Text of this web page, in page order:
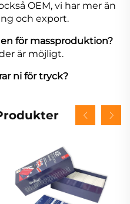
OEM, vi har mer än
och export.
för massproduktion?
är möjligt.
ni för tryck?